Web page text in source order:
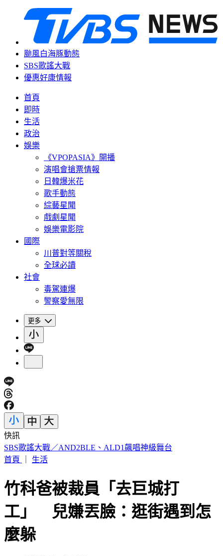
颱風白海豚動態
SBS歌謠大戰
優惠好康情報
首頁
即時
生活
政治
娛樂
《VPOPASIA》開播
演唱會搶票情報
日韓爆米花
歌手動態
綜藝星聞
戲劇星聞
娛樂電影院
國際
川普對等關稅
全球必讀
社會
毒駕連爆
警察愛無限
更多
快訊
颱風遠離「大雨繼續灌」連下6天 雨區轉移炸到紅爆
首頁
生活
竹科爸被裁員「去巨城打
工」 兒嫌丟臉：逛街遇到怎
麼躲